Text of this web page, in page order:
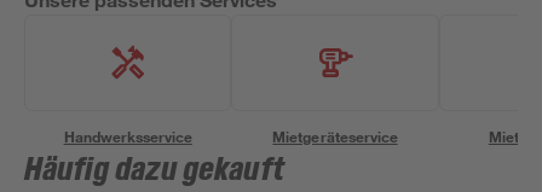
Handwerksservice Mietgeräteservice
Häufig dazu gekauft